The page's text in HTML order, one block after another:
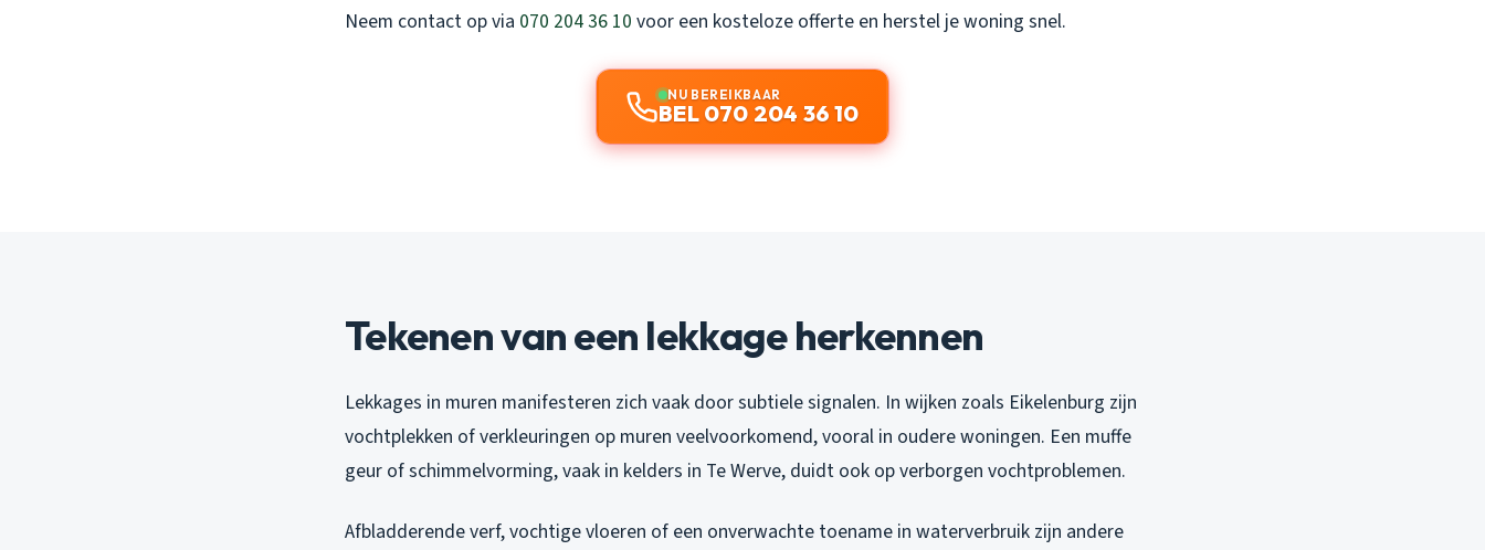
Neem contact op via 070 204 36 10 voor een kosteloze offerte en herstel je woning snel.
NU BEREIKBAAR
BEL 070 204 36 10
Tekenen van een lekkage herkennen
Lekkages in muren manifesteren zich vaak door subtiele signalen. In wijken zoals Eikelenburg zijn
vochtplekken of verkleuringen op muren veelvoorkomend, vooral in oudere woningen. Een muffe
geur of schimmelvorming, vaak in kelders in Te Werve, duidt ook op verborgen vochtproblemen.
Afbladderende verf, vochtige vloeren of een onverwachte toename in waterverbruik zijn andere